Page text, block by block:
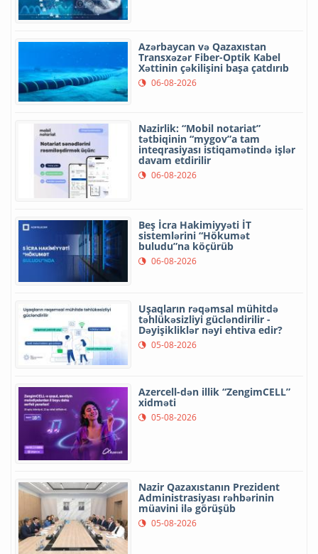
Azərbaycan və Qazaxıstan
Transxəzər Fiber-Optik Kabel
Xəttinin çəkilişini başa çatdırıb
06-08-2026
Nazirlik: “Mobil notariat”
tətbiqinin “mygov”a tam
inteqrasiyası istiqamətində işlər
davam etdirilir
06-08-2026
Beş İcra Hakimiyyəti İT
sistemlərini “Hökumət
buludu”na köçürüb
06-08-2026
Uşaqların rəqəmsal mühitdə
təhlükəsizliyi gücləndirilir -
Dəyişikliklər nəyi ehtiva edir?
05-08-2026
Azercell-dən illik “ZengimCELL”
xidməti
05-08-2026
Nazir Qazaxıstanın Prezident
Administrasiyası rəhbərinin
müavini ilə görüşüb
05-08-2026